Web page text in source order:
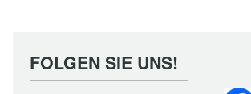
8Kontakt
FOLGEN SIE UNS!